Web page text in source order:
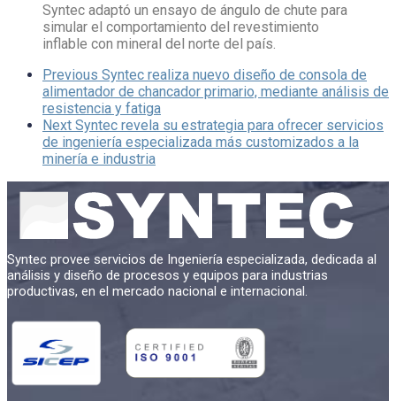
Syntec adaptó un ensayo de ángulo de chute para
simular el comportamiento del revestimiento
inflable con mineral del norte del país.
Previous Syntec realiza nuevo diseño de consola de
alimentador de chancador primario, mediante análisis de
resistencia y fatiga
Next Syntec revela su estrategia para ofrecer servicios
de ingeniería especializada más customizados a la
minería e industria
Syntec provee servicios de Ingeniería especializada, dedicada al
análisis y diseño de procesos y equipos para industrias
productivas, en el mercado nacional e internacional.